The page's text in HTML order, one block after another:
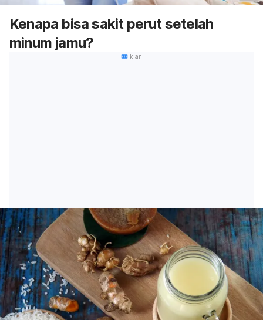
Kenapa bisa sakit perut setelah
minum jamu?
Iklan